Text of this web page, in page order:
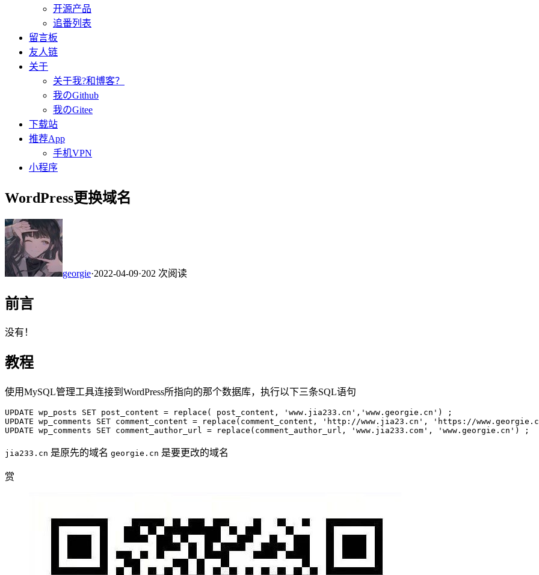
开源产品
追番列表
留言板
友人链
关于
关于我?和博客？
我のGithub
我のGitee
下载站
推荐App
手机VPN
小程序
WordPress更换域名
georgie·2022-04-09·202 次阅读
前言
没有！
教程
使用MySQL管理工具连接到WordPress所指向的那个数据库，执行以下三条SQL语句
UPDATE wp_posts SET post_content = replace( post_content, 'www.jia233.cn','www.georgie.cn') ;
UPDATE wp_comments SET comment_content = replace(comment_content, 'http://www.jia23.cn', 'https://
UPDATE wp_comments SET comment_author_url = replace(comment_author_url, 'www.jia233.com', 'www.georgie.cn') ;
jia233.cn 是原先的域名 georgie.cn 是要更改的域名
赏